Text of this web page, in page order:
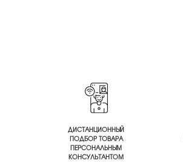
ДИСТАНЦИОННЫЙ
ПОДБОР ТОВАРА
ПЕРСОНАЛЬНЫМ
КОНСУЛЬТАНТОМ